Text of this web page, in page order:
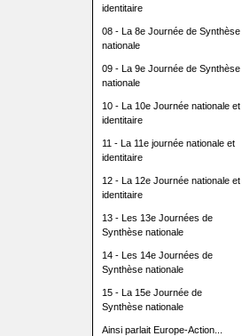
identitaire
08 - La 8e Journée de Synthèse
nationale
09 - La 9e Journée de Synthèse
nationale
10 - La 10e Journée nationale et
identitaire
11 - La 11e journée nationale et
identitaire
12 - La 12e Journée nationale et
identitaire
13 - Les 13e Journées de
Synthèse nationale
14 - Les 14e Journées de
Synthèse nationale
15 - La 15e Journée de
Synthèse nationale
Ainsi parlait Europe-Action...